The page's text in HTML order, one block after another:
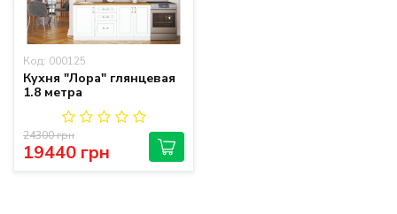
Код: 000125
Кухня "Лора" глянцевая
1.8 метра
19440 грн
24300 грн